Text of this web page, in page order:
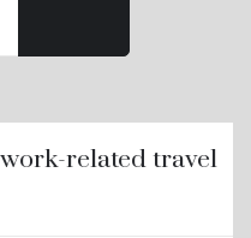
related travel